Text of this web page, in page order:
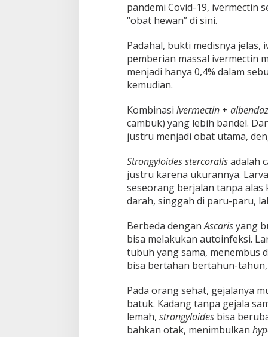
pandemi Covid-19, ivermectin
“obat hewan” di sini.
Padahal, bukti medisnya
pemberian massal ivermectin
menjadi hanya 0,4% dalam
kemudian.
Kombinasi ivermectin+
cambuk) yang lebih bandel.
justru menjadi obat utama,
Strongyloides stercoralisadalah
justru karena ukurannya.
seseorang berjalan tanpa alas
darah, singgah di paru-paru,
Berbeda denganAscarisyang
bisa melakukan autoinfeksi.
tubuh yang sama, menembus
bisa bertahan bertahun-
Pada orang sehat, gejalanya
batuk. Kadang tanpa gejala
lemah, strongyloidesbisa
bahkan otak, menimbulkan